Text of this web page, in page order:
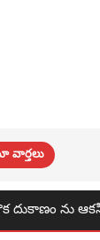
వార్తలు
హెచ్ ఎస్ భావన